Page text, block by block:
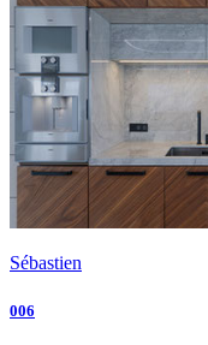
Sébastien
006